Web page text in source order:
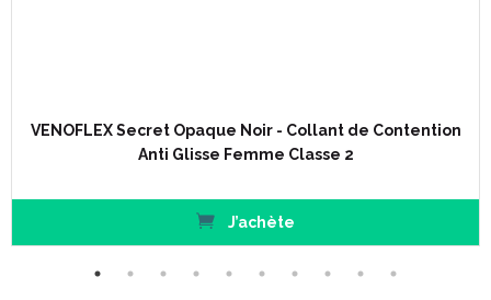
Couleur :
VENOFLEX Secret Opaque Noir - Collant de Contention
Anti Glisse Femme Classe 2
J’achète